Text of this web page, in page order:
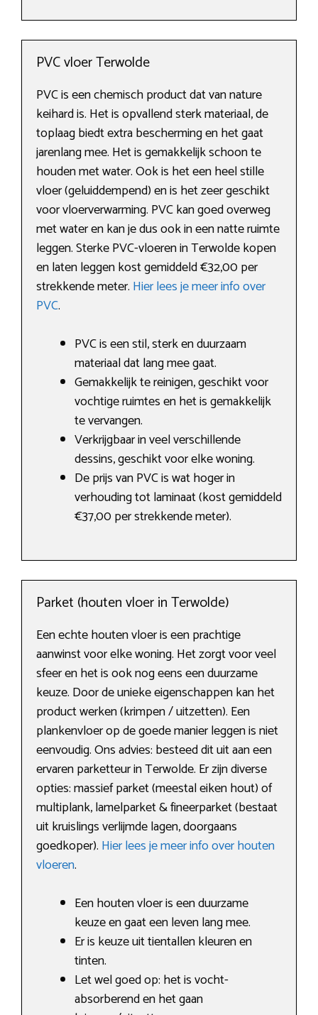
PVC vloer Terwolde
PVC is een chemisch product dat van nature
keihard is. Het is opvallend sterk materiaal, de
toplaag biedt extra bescherming en het gaat
jarenlang mee. Het is gemakkelijk schoon te
houden met water. Ook is het een heel stille
vloer (geluiddempend) en is het zeer geschikt
voor vloerverwarming. PVC kan goed overweg
met water en kan je dus ook in een natte ruimte
leggen. Sterke PVC-vloeren in Terwolde kopen
en laten leggen kost gemiddeld €32,00 per
strekkende meter. Hier lees je meer info over
PVC.
PVC is een stil, sterk en duurzaam
materiaal dat lang mee gaat.
Gemakkelijk te reinigen, geschikt voor
vochtige ruimtes en het is gemakkelijk
te vervangen.
Verkrijgbaar in veel verschillende
dessins, geschikt voor elke woning.
De prijs van PVC is wat hoger in
verhouding tot laminaat (kost gemiddeld
€37,00 per strekkende meter).
Parket (houten vloer in Terwolde)
Een echte houten vloer is een prachtige
aanwinst voor elke woning. Het zorgt voor veel
sfeer en het is ook nog eens een duurzame
keuze. Door de unieke eigenschappen kan het
product werken (krimpen / uitzetten). Een
plankenvloer op de goede manier leggen is niet
eenvoudig. Ons advies: besteed dit uit aan een
ervaren parketteur in Terwolde. Er zijn diverse
opties: massief parket (meestal eiken hout) of
multiplank, lamelparket & fineerparket (bestaat
uit kruislings verlijmde lagen, doorgaans
goedkoper). Hier lees je meer info over houten
vloeren.
Een houten vloer is een duurzame
keuze en gaat een leven lang mee.
Er is keuze uit tientallen kleuren en
tinten.
Let wel goed op: het is vocht-
absorberend en het gaan